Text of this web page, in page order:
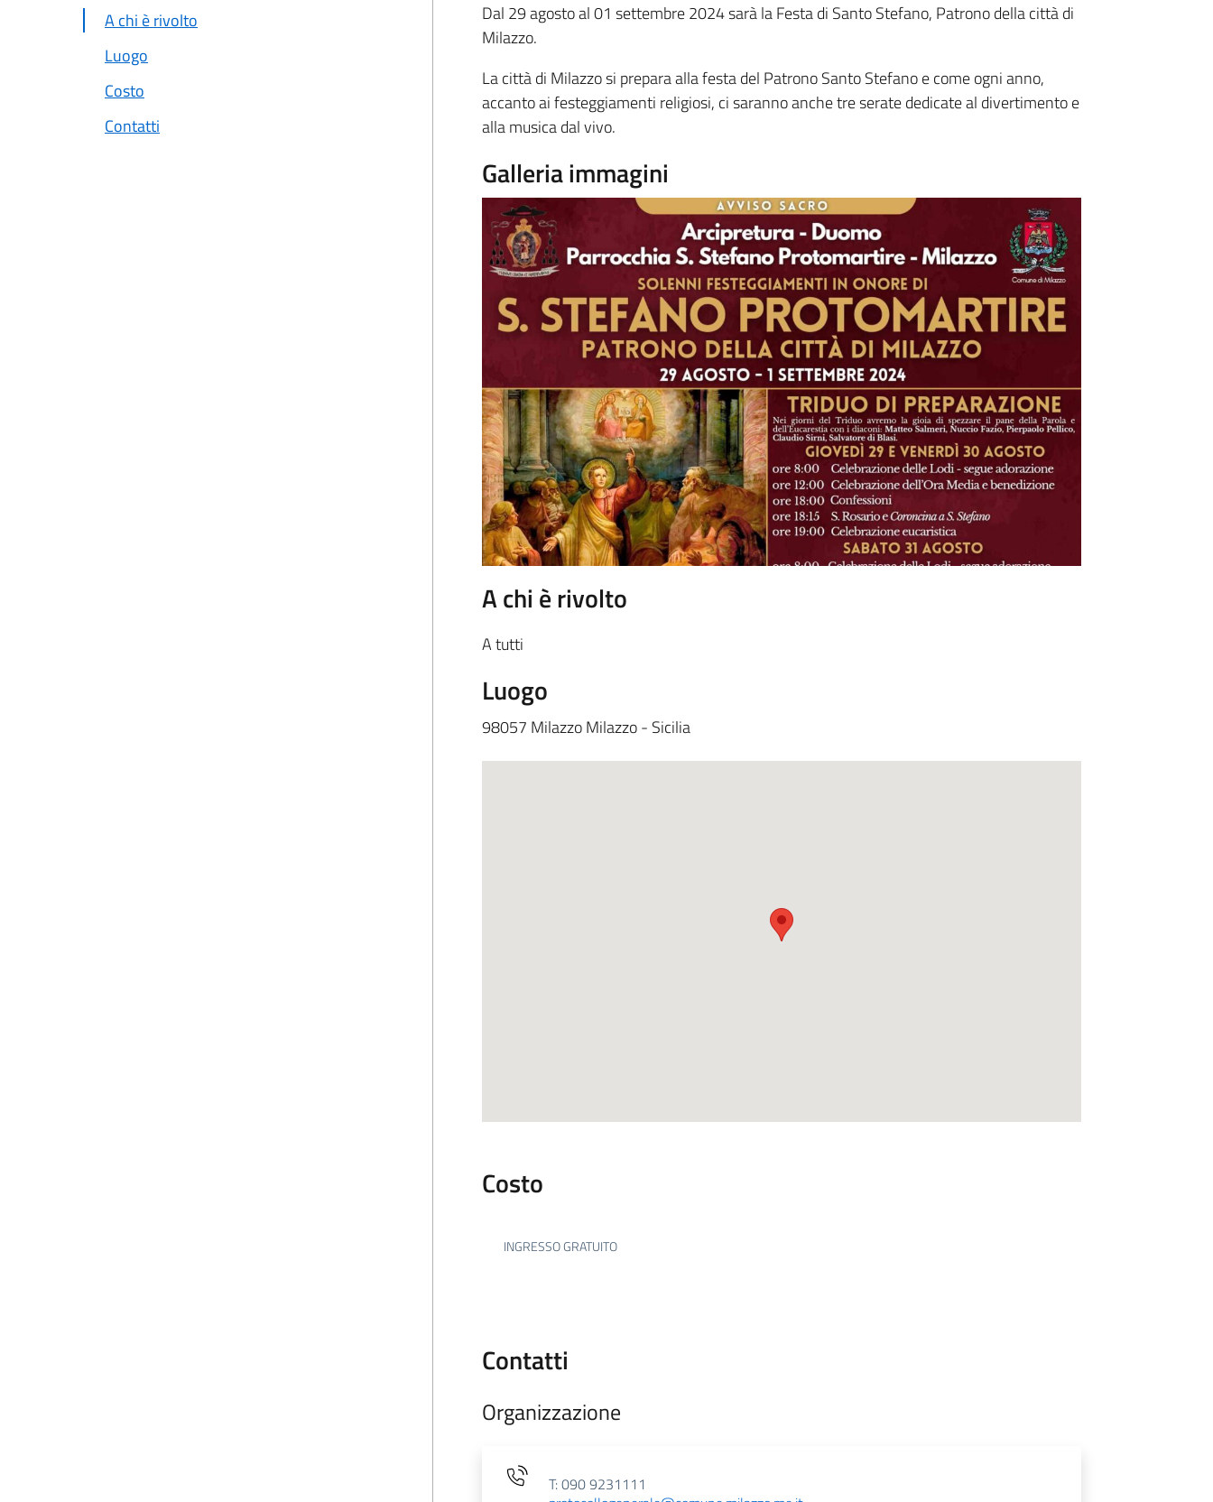
A chi è rivolto
Luogo
Costo
Contatti
Dal 29 agosto al 01 settembre 2024 sarà la Festa di Santo Stefano, Patrono della città di
Milazzo.
La città di Milazzo si prepara alla festa del Patrono Santo Stefano e come ogni anno,
accanto ai festeggiamenti religiosi, ci saranno anche tre serate dedicate al divertimento e
alla musica dal vivo.
Galleria immagini
A chi è rivolto
A tutti
Luogo
98057 Milazzo Milazzo - Sicilia
Costo
INGRESSO GRATUITO
Contatti
Organizzazione
T: 090 9231111